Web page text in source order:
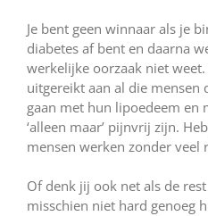
Je bent geen winnaar als je
diabetes af bent en daarna
werkelijke oorzaak niet
uitgereikt aan al die mensen
gaan met hun lipoedeem en
‘alleen maar’ pijnvrij zijn.
mensen werken zonder veel
Of denk jij ook net als de
misschien niet hard genoeg